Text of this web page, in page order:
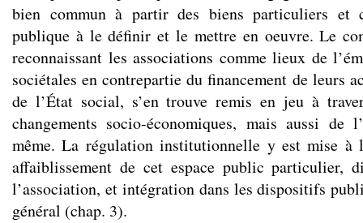
bien commun à partir des biens particuliers et
publique à le définir et le mettre en oeuvre. Le
reconnaissant les associations comme lieux de
sociétales en contrepartie du financement de leurs
de l’État social, s’en trouve remis en jeu à
changements socio-économiques, mais aussi de
même. La régulation institutionnelle y est mise à
affaiblissement de cet espace public particulier,
l’association, et intégration dans les dispositifs
général (chap. 3).